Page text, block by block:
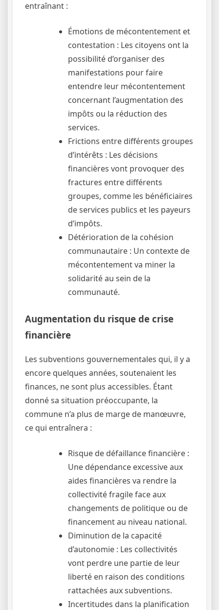
entraînant :
Émotions de mécontentement et
contestation : Les citoyens ont la
possibilité d’organiser des
manifestations pour faire
entendre leur mécontentement
concernant l’augmentation des
impôts ou la réduction des
services.
Frictions entre différents groupes
d’intérêts : Les décisions
financières vont provoquer des
fractures entre différents
groupes, comme les bénéficiaires
de services publics et les payeurs
d’impôts.
Détérioration de la cohésion
communautaire : Un contexte de
mécontentement va miner la
solidarité au sein de la
communauté.
Augmentation du risque de crise
financière
Les subventions gouvernementales qui, il y a
encore quelques années, soutenaient les
finances, ne sont plus accessibles. Étant
donné sa situation préoccupante, la
commune n’a plus de marge de manœuvre,
ce qui entraînera :
Risque de défaillance financière :
Une dépendance excessive aux
aides financières va rendre la
collectivité fragile face aux
changements de politique ou de
financement au niveau national.
Diminution de la capacité
d’autonomie : Les collectivités
vont perdre une partie de leur
liberté en raison des conditions
rattachées aux subventions.
Incertitudes dans la planification